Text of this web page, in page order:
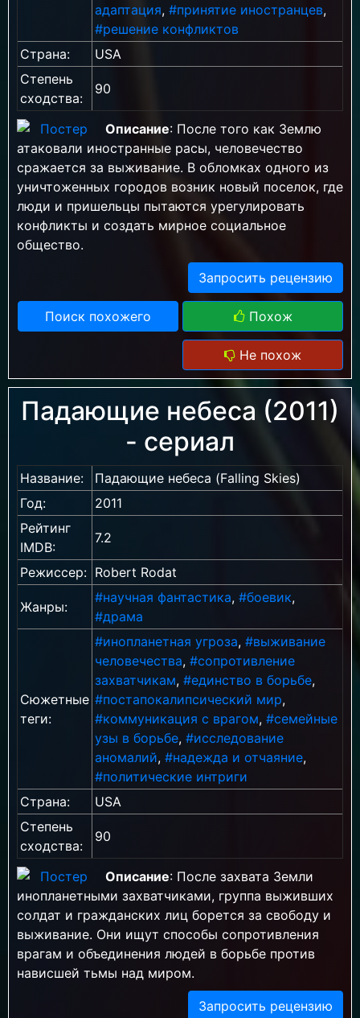
адаптация, #принятие иностранцев,
#решение конфликтов
Страна:
USA
Степень
сходства:
90
Описание: После того как Землю
атаковали иностранные расы, человечество
сражается за выживание. В обломках одного из
уничтоженных городов возник новый поселок, где
люди и пришельцы пытаются урегулировать
конфликты и создать мирное социальное
общество.
Запросить рецензию
Поиск похожего Похож
Не похож
Падающие небеса (2011)
- сериал
Название:
Падающие небеса (Falling Skies)
Год:
2011
Рейтинг
IMDB:
7.2
Режиссер: Robert Rodat
Жанры:
#научная фантастика, #боевик,
#драма
Сюжетные
теги:
#инопланетная угроза, #выживание
человечества, #сопротивление
захватчикам, #единство в борьбе,
#постапокалипсический мир,
#коммуникация с врагом, #семейные
узы в борьбе, #исследование
аномалий, #надежда и отчаяние,
#политические интриги
Страна:
USA
Степень
сходства:
90
Описание: После захвата Земли
инопланетными захватчиками, группа выживших
солдат и гражданских лиц борется за свободу и
выживание. Они ищут способы сопротивления
врагам и объединения людей в борьбе против
нависшей тьмы над миром.
Запросить рецензию